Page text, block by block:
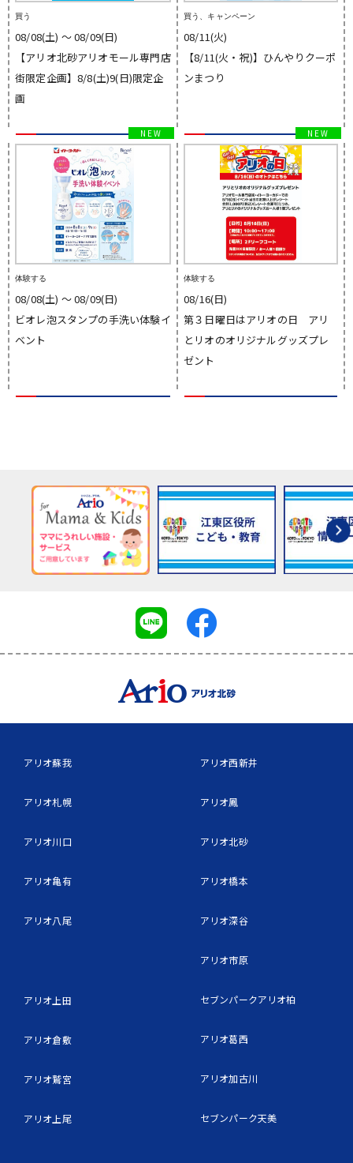
買う
08/08(土) 〜 08/09(日)
【アリオ北砂アリオモール専門店
街限定企画】8/8(土)9(日)限定企
画
買う、キャンペーン
08/11(火)
【8/11(火・祝)】ひんやりクーポ
ンまつり
体験する
08/08(土) 〜 08/09(日)
ビオレ泡スタンプの手洗い体験イ
ベント
体験する
08/16(日)
第３日曜日はアリオの日 アリ
とリオのオリジナルグッズプレ
ゼント
アリオ蘇我
アリオ札幌
アリオ川口
アリオ亀有
アリオ八尾
アリオ上田
アリオ倉敷
アリオ鷲宮
アリオ上尾
アリオ西新井
アリオ鳳
アリオ北砂
アリオ橋本
アリオ深谷
アリオ市原
セブンパークアリオ柏
アリオ葛西
アリオ加古川
セブンパーク天美